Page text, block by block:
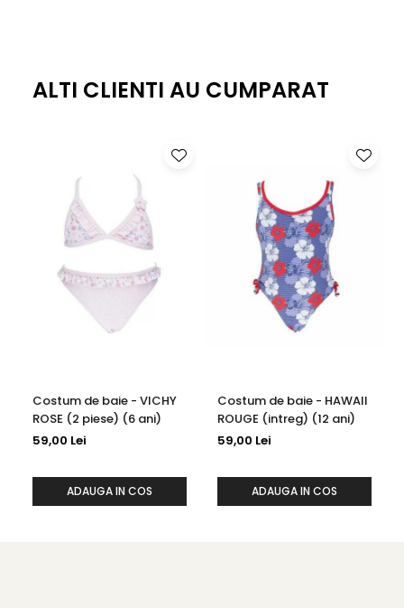
ALTI CLIENTI AU CUMPARAT
Costum de baie - VICHY
ROSE (2 piese) (6 ani)
59,00 Lei
ADAUGA IN COS
Costum de baie - HAWAII
ROUGE (intreg) (12 ani)
59,00 Lei
ADAUGA IN COS